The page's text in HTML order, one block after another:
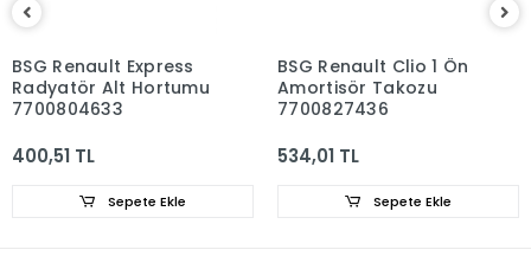
BSG Renault Express
Radyatör Alt Hortumu
7700804633
400,51 TL
Sepete Ekle
BSG Renault Clio 1 Ön
Amortisör Takozu
7700827436
534,01 TL
Sepete Ekle